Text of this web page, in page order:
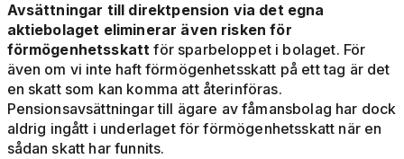
Avsättningar till direktpension via det egna
aktiebolaget eliminerar även risken för
förmögenhetsskatt för sparbeloppet i bolaget. För
även om vi inte haft förmögenhetsskatt på ett tag är det
en skatt som kan komma att återinföras.
Pensionsavsättningar till ägare av fåmansbolag har dock
aldrig ingått i underlaget för förmögenhetsskatt när en
sådan skatt har funnits.